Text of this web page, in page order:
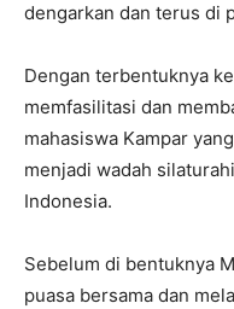
dengarkan dan terus di
Dengan terbentuknya
memfasilitasi dan
mahasiswa Kampar
menjadi wadah
Indonesia.
Sebelum di bentuknya
puasa bersama dan